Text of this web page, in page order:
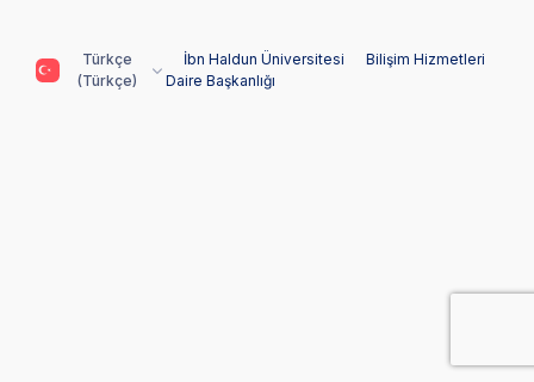
Türkçe
(Türkçe)
İbn Haldun Üniversitesi
Bilişim Hizmetleri
Daire Başkanlığı